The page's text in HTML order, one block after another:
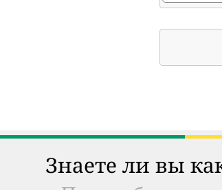
Знаете ли вы